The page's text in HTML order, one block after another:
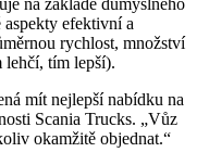
na základě důmyslného
efektivní a
rychlost, množství
lehčí, tím lepší).
mít nejlepší nabídku na
Scania Trucks. „Vůz
okamžitě objednat.“